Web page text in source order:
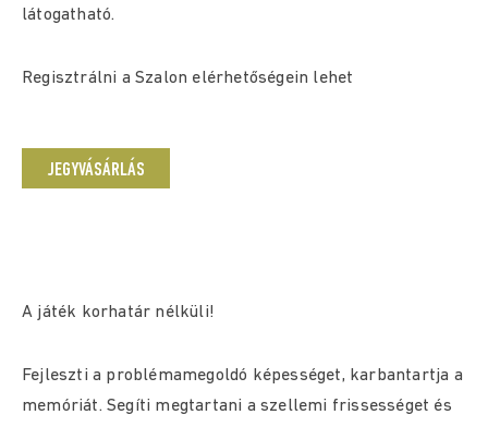
látogatható.
Regisztrálni a Szalon elérhetőségein lehet
JEGYVÁSÁRLÁS
A játék korhatár nélküli!
Fejleszti a problémamegoldó képességet, karbantartja a
memóriát. Segíti megtartani a szellemi frissességet és